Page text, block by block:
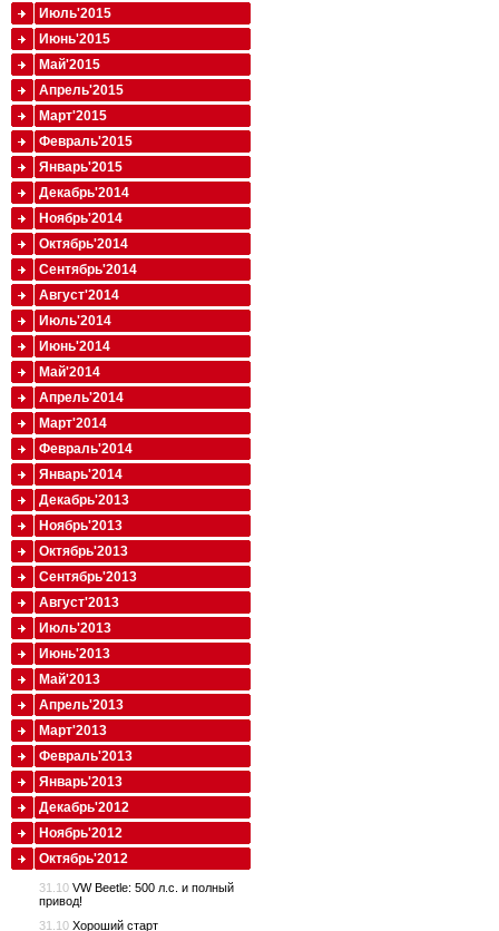
Июль'2015
Июнь'2015
Май'2015
Апрель'2015
Март'2015
Февраль'2015
Январь'2015
Декабрь'2014
Ноябрь'2014
Октябрь'2014
Сентябрь'2014
Август'2014
Июль'2014
Июнь'2014
Май'2014
Апрель'2014
Март'2014
Февраль'2014
Январь'2014
Декабрь'2013
Ноябрь'2013
Октябрь'2013
Сентябрь'2013
Август'2013
Июль'2013
Июнь'2013
Май'2013
Апрель'2013
Март'2013
Февраль'2013
Январь'2013
Декабрь'2012
Ноябрь'2012
Октябрь'2012
31.10 VW Beetle: 500 л.с. и полный
привод!
31.10 Хороший старт